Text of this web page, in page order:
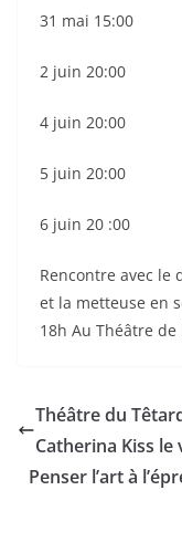
31 mai 15:00
2 juin 20:00
4 juin 20:00
5 juin 20:00
6 juin 20 :00
Rencontre avec le
et la metteuse en
18h Au Théâtre
Théâtre du
Catherina Kiss le
Penser l’art à